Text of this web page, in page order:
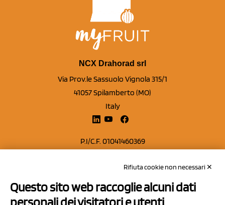
NCX Drahorad srl
Via Prov.le Sassuolo Vignola 315/1
41057 Spilamberto (MO)
Italy
P.I/C.F. 01041460369
Capitale sociale Euro 50.000,00 i.v.
Contatti
Rifiuta cookie non necessari ✕
Questo sito web raccoglie alcuni dati
personali dei visitatori e utenti